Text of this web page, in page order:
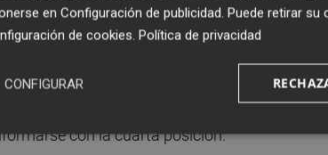
consiguieron subir al tercer escalón del
Vázquez. La dupla catalana, respaldada
posiciones de honor gracias a un tramo final
se vieron condicionados por un trompo que
con la cuarta posición.
en Configuración de publicidad. Puede retirar su
de cookies. Política de privacidad
CONFIGURAR